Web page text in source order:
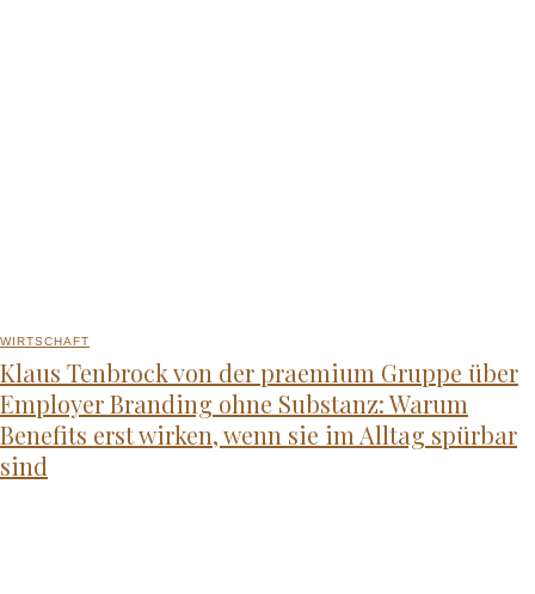
WIRTSCHAFT
Klaus Tenbrock von der praemium Gruppe über
Employer Branding ohne Substanz: Warum
Benefits erst wirken, wenn sie im Alltag spürbar
sind